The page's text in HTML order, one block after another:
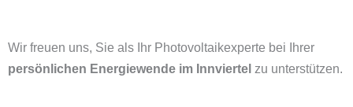
Wir freuen uns, Sie als Ihr Photovoltaikexperte bei Ihrer
persönlichen Energiewende im Innviertel zu unterstützen.